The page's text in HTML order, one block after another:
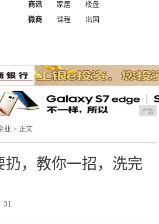
商讯 家居
楼盘
微商
课程
出国
广告
业 > 正文
扔，教你一招，洗完
31